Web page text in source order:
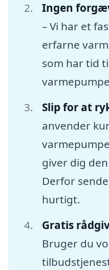
Ingen
– Vi har et
erfarne
som har tid
Slip for at
anvender
giver dig
Derfor
hurtigt.
Gratis
Bruger du